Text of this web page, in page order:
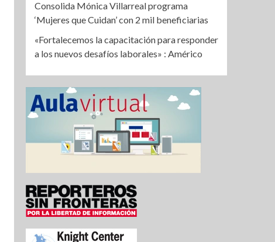
Consolida Mónica Villarreal programa
‘Mujeres que Cuidan’ con 2 mil beneficiarias
«Fortalecemos la capacitación para responder
a los nuevos desafíos laborales» : Américo